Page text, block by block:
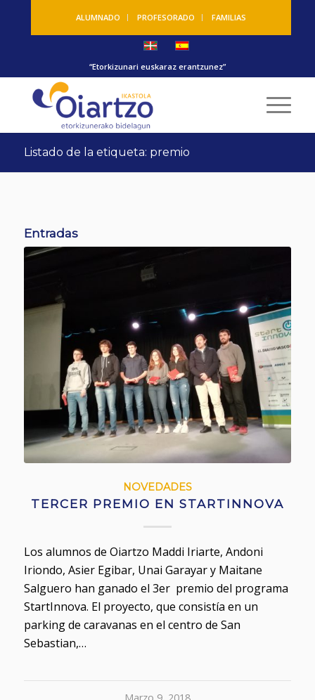
ALUMNADO PROFESORADO FAMILIAS
“Etorkizunari euskaraz erantzunez”
Listado de la etiqueta: premio
Entradas
NOVEDADES
TERCER PREMIO EN STARTINNOVA
Los alumnos de Oiartzo Maddi Iriarte, Andoni
Iriondo, Asier Egibar, Unai Garayar y Maitane
Salguero han ganado el 3er premio del programa
StartInnova. El proyecto, que consistía en un
parking de caravanas en el centro de San
Sebastian,…